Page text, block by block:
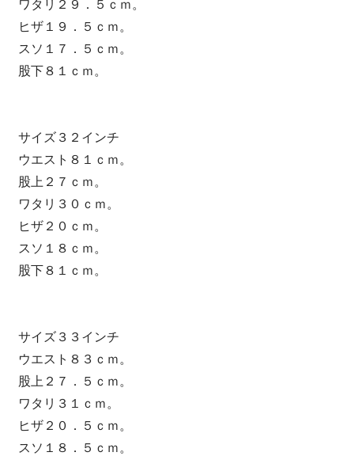
ワタリ２９．５ｃｍ。
ヒザ１９．５ｃｍ。
スソ１７．５ｃｍ。
股下８１ｃｍ。
サイズ３２インチ
ウエスト８１ｃｍ。
股上２７ｃｍ。
ワタリ３０ｃｍ。
ヒザ２０ｃｍ。
スソ１８ｃｍ。
股下８１ｃｍ。
サイズ３３インチ
ウエスト８３ｃｍ。
股上２７．５ｃｍ。
ワタリ３１ｃｍ。
ヒザ２０．５ｃｍ。
スソ１８．５ｃｍ。